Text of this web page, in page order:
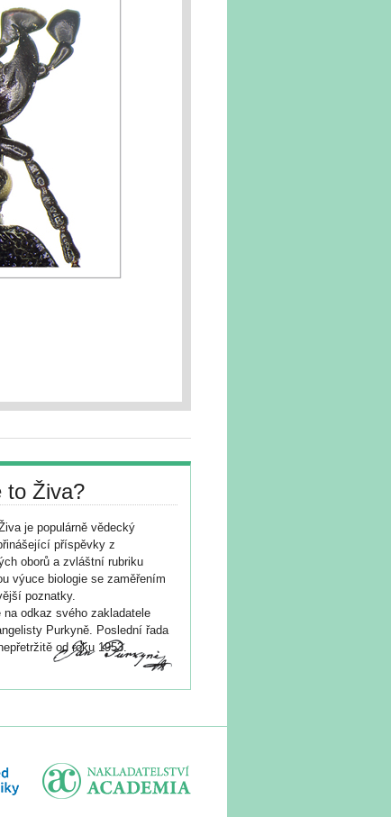
to Živa?
je populárně vědecký
příspěvky z
oborů a zvláštní rubriku
výuce biologie se zaměřením
poznatky.
na odkaz svého zakladatele
Purkyně. Poslední řada
od roku 1953.